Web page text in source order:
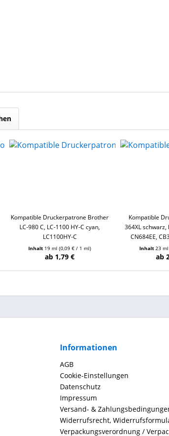
Kompatible Druckerpatrone Brother
LC-980 C, LC-1100 HY-C cyan,
LC1100HY-C
Inhalt 19 ml(0,09 € / 1 ml)
ab 1,79 €
Kompatible
364XL schwarz,
CN684EE,
Inhalt23
ab
Informationen
AGB
Cookie-Einstellungen
Datenschutz
Impressum
Versand- &
Widerrufsrecht,
Verpackungsverordnung /